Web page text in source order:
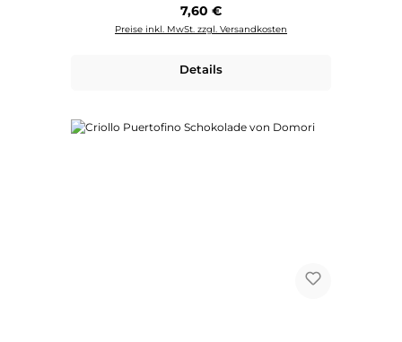
Regulärer Preis:
7,60 €
Preise inkl. MwSt. zzgl. Versandkosten
Details